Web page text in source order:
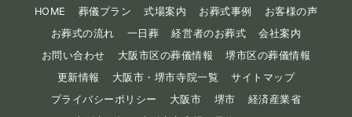
HOME 葬儀プラン 式場案内 お葬式事例
お客様の声
お葬式の流れ
一日葬 経営者のお葬式
会社案内
お問い合わせ
大阪市区の葬儀情報
堺市区の葬儀情報
更新情報
大阪市・堺市寺院一覧
サイトマップ
プライバシーポリシー
大阪市 堺市
経済産業省